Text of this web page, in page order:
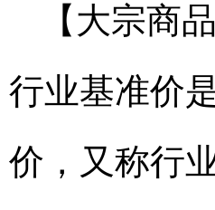
【大宗商
行业基准价
价，又称行